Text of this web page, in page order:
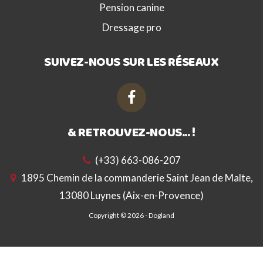
Pension canine
Dressage pro
SUIVEZ-NOUS SUR LES RÉSEAUX
& RETROUVEZ-NOUS... !
(+33) 663-086-207
1895 Chemin de la commanderie Saint Jean de Malte,
13080 Luynes (Aix-en-Provence)
Copyright © 2026 -Dogland